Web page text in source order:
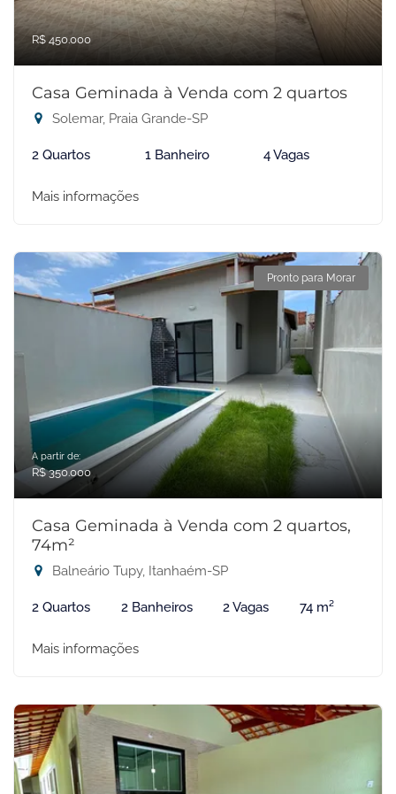
R$ 450.000
Casa Geminada à Venda com 2 quartos
Solemar, Praia Grande-SP
2 Quartos 1 Banheiro 4 Vagas
Mais informações
Pronto para Morar
A partir de:
R$ 350.000
Casa Geminada à Venda com 2 quartos,
74m²
Balneário Tupy, Itanhaém-SP
2 Quartos 2 Banheiros 2 Vagas 74 m²
Mais informações